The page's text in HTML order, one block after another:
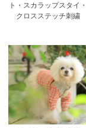
ト・スカラップスタイ・
クロスステッチ刺繍